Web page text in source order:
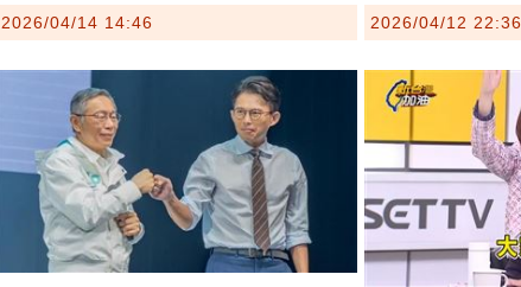
2026/04/14 14:46 2026/04/12 22:36